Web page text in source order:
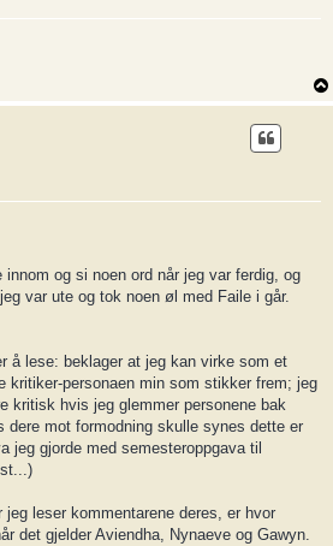
og si noen ord når jeg var ferdig, og
var ute og tok noen øl med Faile i går.
å lese: beklager at jeg kan virke som et
kritiker-personaen min som stikker frem; jeg
kritisk hvis jeg glemmer personene bak
dere mot formodning skulle synes dette er
jeg gjorde med semesteroppgava til
leser kommentarene deres, er hvor
det gjelder Aviendha, Nynaeve og Gawyn.